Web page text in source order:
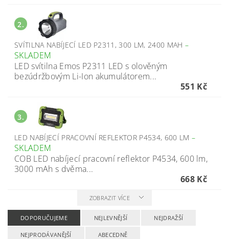
2.
SVÍTILNA NABÍJECÍ LED P2311, 300 LM, 2400 MAH –
SKLADEM
LED svítilna Emos P2311 LED s olověným
bezúdržbovým Li-Ion akumulátorem...
551 Kč
3.
LED NABÍJECÍ PRACOVNÍ REFLEKTOR P4534, 600 LM –
SKLADEM
COB LED nabíjecí pracovní reflektor P4534, 600 lm,
3000 mAh s dvěma...
668 Kč
ZOBRAZIT VÍCE
DOPORUČUJEME NEJLEVNĚJŠÍ NEJDRAŽŠÍ
NEJPRODÁVANĚJŠÍ ABECEDNĚ